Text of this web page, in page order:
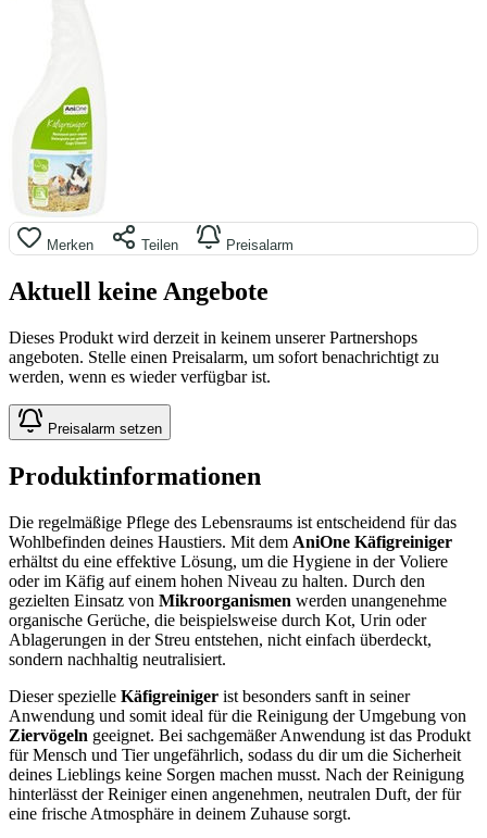
Merken Teilen Preisalarm
Aktuell keine Angebote
Dieses Produkt wird derzeit in keinem unserer Partnershops
angeboten. Stelle einen Preisalarm, um sofort benachrichtigt zu
werden, wenn es wieder verfügbar ist.
Preisalarm setzen
Produktinformationen
Die regelmäßige Pflege des Lebensraums ist entscheidend für das
Wohlbefinden deines Haustiers. Mit dem AniOne Käfigreiniger
erhältst du eine effektive Lösung, um die Hygiene in der Voliere
oder im Käfig auf einem hohen Niveau zu halten. Durch den
gezielten Einsatz von Mikroorganismen werden unangenehme
organische Gerüche, die beispielsweise durch Kot, Urin oder
Ablagerungen in der Streu entstehen, nicht einfach überdeckt,
sondern nachhaltig neutralisiert.
Dieser spezielle Käfigreiniger ist besonders sanft in seiner
Anwendung und somit ideal für die Reinigung der Umgebung von
Ziervögeln geeignet. Bei sachgemäßer Anwendung ist das Produkt
für Mensch und Tier ungefährlich, sodass du dir um die Sicherheit
deines Lieblings keine Sorgen machen musst. Nach der Reinigung
hinterlässt der Reiniger einen angenehmen, neutralen Duft, der für
eine frische Atmosphäre in deinem Zuhause sorgt.